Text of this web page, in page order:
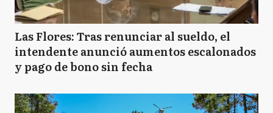
Las Flores: Tras renunciar al sueldo, el
intendente anunció aumentos escalonados
y pago de bono sin fecha